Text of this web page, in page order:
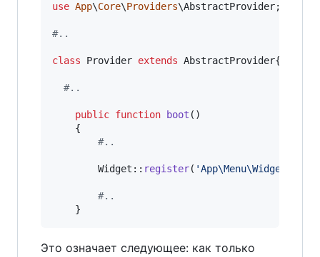
use App\Core\Providers\AbstractProvider;
#..
class Provider extends AbstractProvider{
#..
public function boot ()
#..
		Widget::
register( '
#..
	}
Это означает следующее: как только